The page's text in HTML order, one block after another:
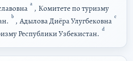
a , Комитете по туризму
b , Адылова Диёра Улугбековна c
Республики Узбекистан. d